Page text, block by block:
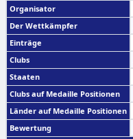
Organisator
Der Wettkämpfer
Einträge
Clubs
Staaten
Clubs auf Medaille Positionen
Länder auf Medaille Positionen
Bewertung